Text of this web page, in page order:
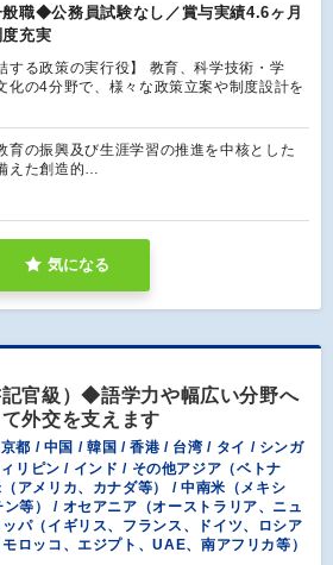
職◆公務員試験なし／賞与実績4.6ヶ月
充実
する政策の実行役】 教育、科学技術・学
化の4分野で、様々な政策立案や制度設計を
育の振興及び生涯学習の推進を中核とした
えた創造的…
気になる
官級）◆語学力や幅広い分野へ
外交を支えます
都 / 中国 / 韓国 / 香港 / 台湾 / タイ / シンガ
リピン / インド / その他アジア（ベトナ
アメリカ、カナダ等） / 中南米（メキシ
等） / オセアニア（オーストラリア、ニュ
パ（イギリス、フランス、ドイツ、ロシア
ロッコ、エジプト、UAE、南アフリカ等）